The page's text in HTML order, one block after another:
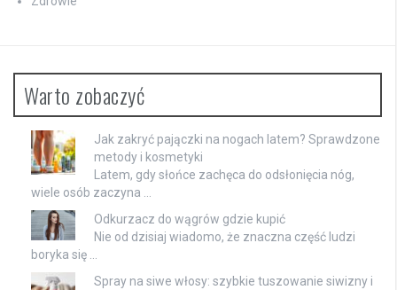
Warto zobaczyć
Jak zakryć pajączki na nogach latem? Sprawdzone
metody i kosmetyki
Latem, gdy słońce zachęca do odsłonięcia nóg,
wiele osób zaczyna …
Odkurzacz do wągrów gdzie kupić
Nie od dzisiaj wiadomo, że znaczna część ludzi
boryka się …
Spray na siwe włosy: szybkie tuszowanie siwizny i